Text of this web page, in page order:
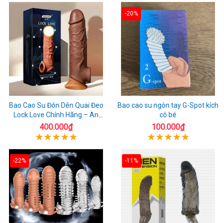
Bao Cao Su Đôn Dên Quai Đeo
Lock Love Chính Hãng – An
Toàn, Đáng Tin Cậy
400.000₫
-20%
Bao cao su ngón tay G-Spot kích
cô bé
100.000₫
-22% -11%